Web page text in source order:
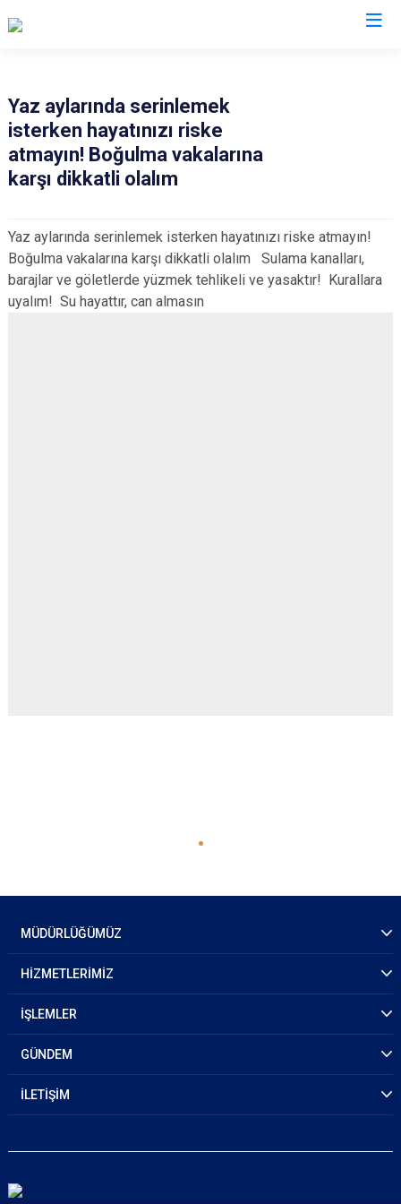
Yaz aylarında serinlemek
isterken hayatınızı riske
atmayın! Boğulma vakalarına
karşı dikkatli olalım
Yaz aylarında serinlemek isterken hayatınızı riske atmayın!
Boğulma vakalarına karşı dikkatli olalım Sulama kanalları,
barajlar ve göletlerde yüzmek tehlikeli ve yasaktır! Kurallara
uyalım! Su hayattır, can almasın
MÜDÜRLÜĞÜMÜZ
HİZMETLERİMİZ
İŞLEMLER
GÜNDEM
İLETİŞİM